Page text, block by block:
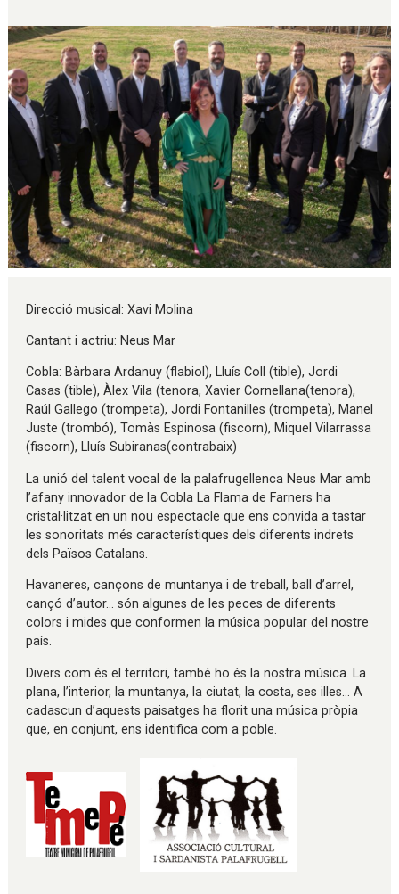
Direcció musical: Xavi Molina
Cantant i actriu: Neus Mar
Cobla: Bàrbara Ardanuy (flabiol), Lluís Coll (tible), Jordi
Casas (tible), Àlex Vila (tenora, Xavier Cornellana(tenora),
Raúl Gallego (trompeta), Jordi Fontanilles (trompeta), Manel
Juste (trombó), Tomàs Espinosa (fiscorn), Miquel Vilarrassa
(fiscorn), Lluís Subiranas(contrabaix)
La unió del talent vocal de la palafrugellenca Neus Mar amb
l’afany innovador de la Cobla La Flama de Farners ha
cristal·litzat en un nou espectacle que ens convida a tastar
les sonoritats més característiques dels diferents indrets
dels Països Catalans.
Havaneres, cançons de muntanya i de treball, ball d’arrel,
cançó d’autor... són algunes de les peces de diferents
colors i mides que conformen la música popular del nostre
país.
Divers com és el territori, també ho és la nostra música. La
plana, l’interior, la muntanya, la ciutat, la costa, ses illes… A
cadascun d’aquests paisatges ha florit una música pròpia
que, en conjunt, ens identifica com a poble.